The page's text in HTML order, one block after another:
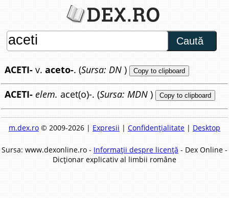
Caută
ACETI- v.aceto-. (Sursa: DN ) Copy to clipboard
ACETI- elem. acet(o)-. (Sursa: MDN ) Copy to clipboard
m.dex.ro© 2009-2026 | Expresii | Confidențialitate| Desktop
Sursa: www.dexonline.ro - Informații despre licență - Dex Online -
Dicționar explicativ al limbii române